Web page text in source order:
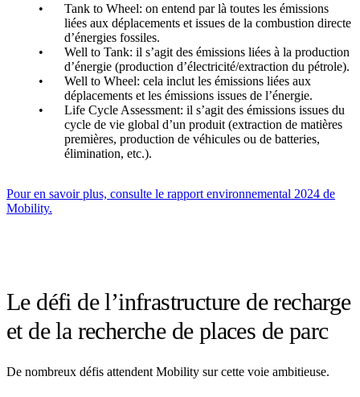
Tank to Wheel: on entend par là toutes les émissions
liées aux déplacements et issues de la combustion directe
d’énergies fossiles.
Well to Tank: il s’agit des émissions liées à la production
d’énergie (production d’électricité/extraction du pétrole).
Well to Wheel: cela inclut les émissions liées aux
déplacements et les émissions issues de l’énergie.
Life Cycle Assessment: il s’agit des émissions issues du
cycle de vie global d’un produit (extraction de matières
premières, production de véhicules ou de batteries,
élimination, etc.).
Pour en savoir plus, consulte le rapport environnemental 2024 de
Mobility.
Le défi de l’infrastructure de recharge
et de la recherche de places de parc
De nombreux défis attendent Mobility sur cette voie ambitieuse.